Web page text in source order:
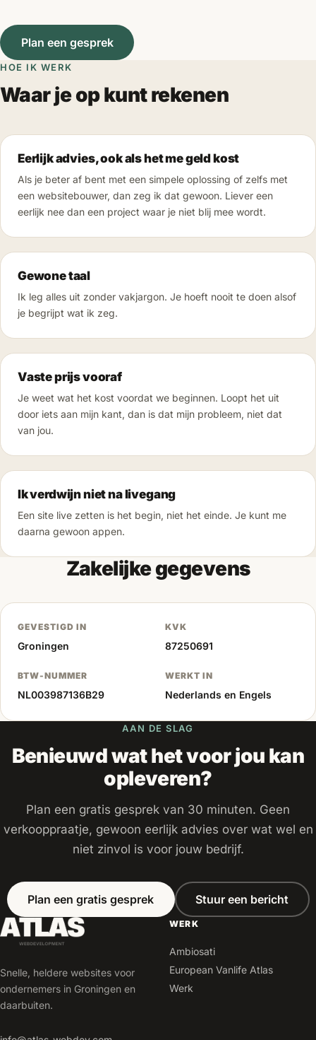
Plan een gesprek
HOE IK WERK
Waar je op kunt rekenen
Eerlijk advies, ook als het me geld kost
Als je beter af bent met een simpele oplossing of zelfs met
een websitebouwer, dan zeg ik dat gewoon. Liever een
eerlijk nee dan een project waar je niet blij mee wordt.
Gewone taal
Ik leg alles uit zonder vakjargon. Je hoeft nooit te doen alsof
je begrijpt wat ik zeg.
Vaste prijs vooraf
Je weet wat het kost voordat we beginnen. Loopt het uit
door iets aan mijn kant, dan is dat mijn probleem, niet dat
van jou.
Ik verdwijn niet na livegang
Een site live zetten is het begin, niet het einde. Je kunt me
daarna gewoon appen.
Zakelijke gegevens
GEVESTIGD IN
Groningen
KVK
87250691
BTW-NUMMER
NL003987136B29
WERKT IN
Nederlands en Engels
AAN DE SLAG
Benieuwd wat het voor jou kan
opleveren?
Plan een gratis gesprek van 30 minuten. Geen
verkooppraatje, gewoon eerlijk advies over wat wel en
niet zinvol is voor jouw bedrijf.
Plan een gratis gesprek Stuur een bericht
Snelle, heldere websites voor
ondernemers in Groningen en
daarbuiten.
WERK
Ambiosati
European Vanlife Atlas
Werk